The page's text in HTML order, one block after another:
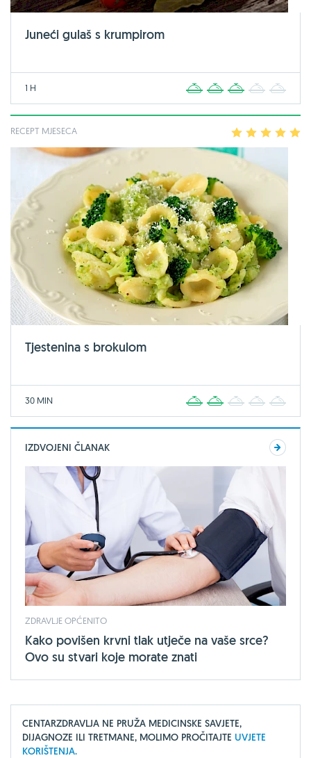
Juneći gulaš s krumpirom
1 H 2 3 4
RECEPT MJESECA 2 3 4
Tjestenina s brokulom
30 MIN 2 3 4
IZDVOJENI ČLANAK
ZDRAVLJE OPĆENITO
Kako povišen krvni tlak utječe na vaše srce?
Ovo su stvari koje morate znati
CENTARZDRAVLJA NE PRUŽA MEDICINSKE SAVJETE,
DIJAGNOZE ILI TRETMANE, MOLIMO PROČITAJTE UVJETE
KORIŠTENJA.